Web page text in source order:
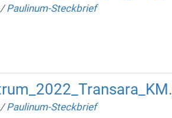
/Paulinum-Steckbrief
/Paulinum-Steckbrief